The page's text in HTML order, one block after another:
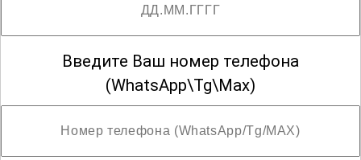
Введите Ваш номер телефона
(WhatsApp\Tg\Max)